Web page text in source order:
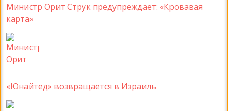
Министр Орит Струк предупреждает: «Кровавая
карта»
«Юнайтед» возвращается в Израиль